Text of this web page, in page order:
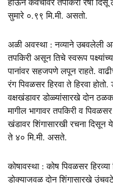
होऊन कवचावर तपकिरी रेषा दिसू
सुमारे ०.९९ मि.मी. असतो.
अळी अवस्था : नव्याने उबवलेली
तपकिरी असून तिचे स्वरूप
पानांवर सहजपणे लपून राहते.
रंग पिवळसर हिरवा ते हिरवा
वक्षखंडावर डोळ्यांसारखे दोन
मागील भागावर तपकिरी व
खंडावर शिंगासारखी रचना दिसून
ते ४० मि.मी. असते.
कोषावस्था : कोष पिवळसर
डोक्याजवळ दोन शिंगासारखे